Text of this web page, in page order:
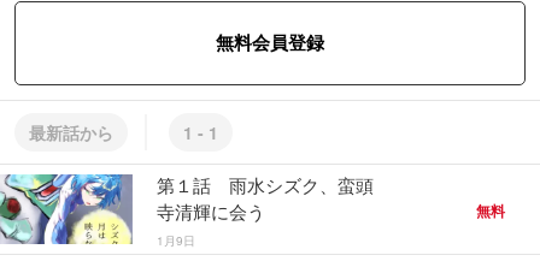
https://kakuyomu.jp/works/16818093079012208483
#少年
#バトル・アクション #ヒューマン・ドラマ
無料会員登録
最新話から 1 - 1
第１話 雨水シズク、蛮頭
寺清輝に会う
1月9日
無料